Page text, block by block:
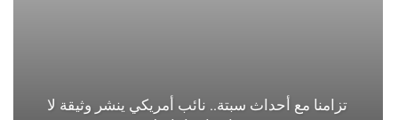
تزامنا مع أحداث سبتة.. نائب أمريكي ينشر وثيقة لا